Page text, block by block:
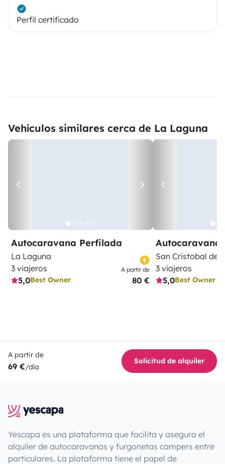
Perfil certificado
Vehículos similares cerca de La Laguna
Autocaravana Perfilada
La Laguna
3 viajeros
5,0Best Owner
A partir de
80 €
Autocaravana
San Cristobal de
3 viajeros
5,0Best Owner
A partir de
69 €/día
Solicitud de alquiler
Yescapa es una plataforma que facilita y asegura el
alquiler de autocaravanas y furgonetas campers entre
particulares. La plataforma tiene el papel de